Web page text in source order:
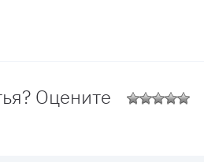
Оцените